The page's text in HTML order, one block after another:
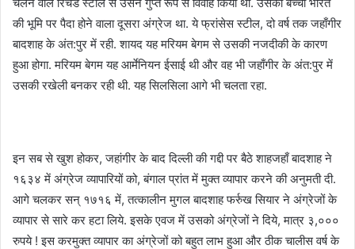
की भूमि पर पैदा होने वाला दूसरा अंग्रेज था. ये फ्रांसेस स्टील, दो वर्ष तक जहाँगीर
बादशाह के अंत:पुर में रही. शायद यह मरियम बेगम से उसकी नजदीकी के कारण
हुआ होगा. मरियम बेगम यह आर्मेनियन ईसाई थी और वह भी जहाँगीर के अंत:पुर में
उसकी रखेली बनकर रही थी. यह सिलसिला आगे भी चलता रहा.
इन सब से खुश होकर, जहांगीर के बाद दिल्ली की गद्दी पर बैठे शाहजहाँ बादशाह ने
१६३४ में अंग्रेज व्यापारियों को, बंगाल प्रांत में मुक्त व्यापार करने की अनुमती दी.
आगे चलकर सन् १७१६ में, तत्कालीन मुगल बादशाह फर्रुख सियार ने अंग्रेजों के
व्यापार से सारे कर हटा लिये. इसके एवज में उसको अंग्रेजों ने दिये, मात्र ३,०००
रुपये ! इस करमुक्त व्यापार का अंग्रेजों को बहुत लाभ हुआ और ठीक चालीस वर्ष के